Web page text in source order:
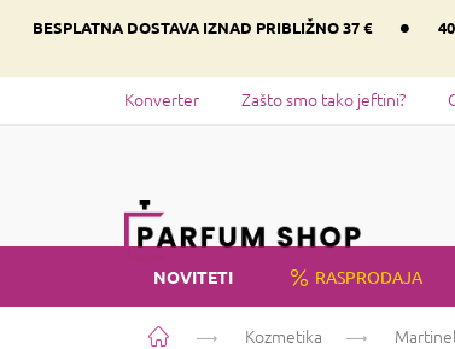
BESPLATNA DOSTAVA IZNAD PRIBLIŽNO 37 € •
Konverter Zašto smo tako jeftini?
NOVITETI RASPRODAJA
Početna Kozmetika